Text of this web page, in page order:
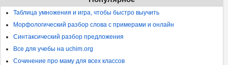
Таблица умножения и игра, чтобы быстро выучить
Морфологический разбор слова с примерами и онлайн
Синтаксический разбор предложения
Все для учебы на uchim.org
Сочинение про маму для всех классов